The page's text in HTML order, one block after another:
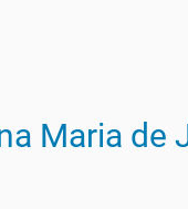
Maria de